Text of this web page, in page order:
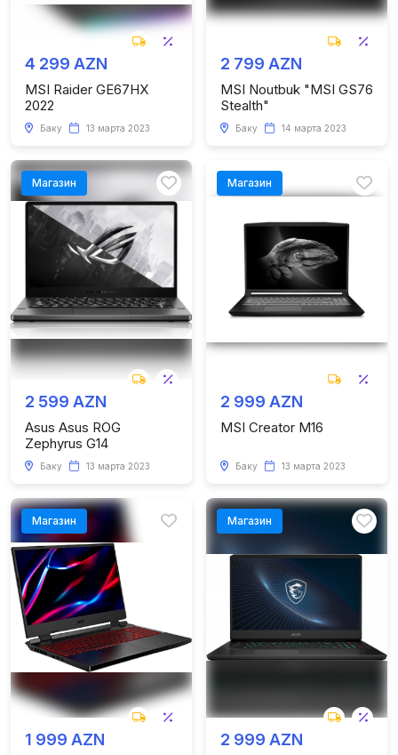
4 299 AZN
MSI Raider GE67HX
2022
Баку 13 марта 2023
2 799 AZN
MSI Noutbuk "MSI GS76
Stealth"
Баку 14 марта 2023
Магазин
2 599 AZN
Asus Asus ROG
Zephyrus G14
Баку 13 марта 2023
Магазин
2 999 AZN
MSI Creator M16
Баку 13 марта 2023
Магазин
1 999 AZN
Магазин
2 999 AZN